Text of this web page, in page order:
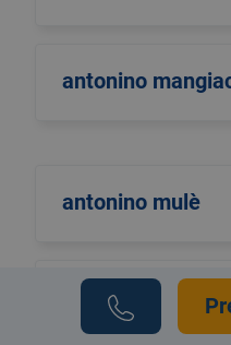
antonino
antonino mulè
antonio di